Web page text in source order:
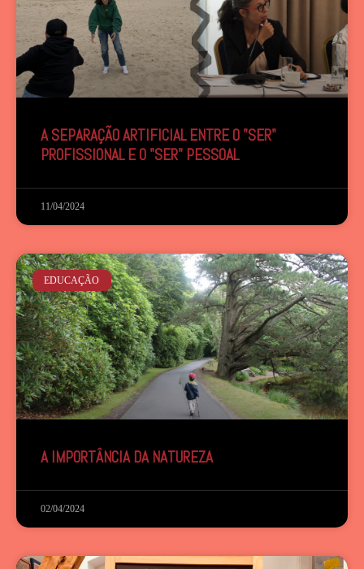
A SEPARAÇÃO ARTIFICIAL ENTRE O "SER"
PROFISSIONAL E O "SER" PESSOAL
11/04/2024
EDUCAÇÃO
A IMPORTÂNCIA DA NATUREZA
02/04/2024